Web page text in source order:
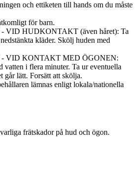
och ettiketen till hands om du måste
för barn.
- VID HUDKONTAKT (även håret): Ta
kläder. Skölj huden med
- VID KONTAKT MED ÖGONEN:
vatten i flera minuter. Ta ur eventuella
går lätt. Forsätt att skölja.
lämnas enligt lokala/nationella
frätskador på hud och ögon.